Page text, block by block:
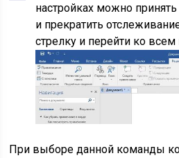
настройках можно
и прекратить
стрелку и перейти ко
При выборе данной команды